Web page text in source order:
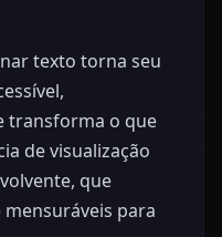
texto torna seu
transforma o que
de visualização
que
para